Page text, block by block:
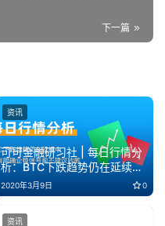
下一篇
可可金融研习社 | 每日行情分
析：BTC下跌趋势仍在延续
中，没有明确企稳信号前不建
议抄底
2020年3月9日 0
资讯
资讯